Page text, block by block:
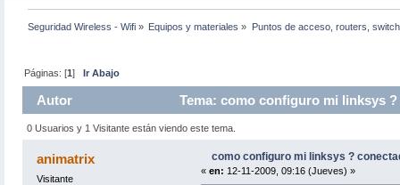
Seguridad Wireless - Wifi » Equipos y materiales » Puntos de acceso, routers,
Páginas: [1]Ir Abajo
Autor Tema: como configuro mi linksys
0 Usuarios y 1 Visitante están viendo este tema.
animatrix
Visitante
como configuro mi linksys ?
« en: 12-11-2009, 09:16 (Jueves) »